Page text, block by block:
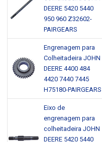
DEERE 5420 5440
950 960 Z32602-
PAIRGEARS
Engrenagem para
Colheitadeira JOHN
DEERE 4400 484
4420 7440 7445
H75180-PAIRGEARS
Eixo de
engrenagem para
colheitadeira JOHN
DEERE 5420 5440